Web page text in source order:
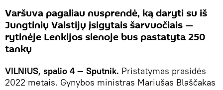
Varšuva pagaliau nusprendė, ką daryti su iš
Jungtinių Valstijų įsigytais šarvuočiais —
rytinėje Lenkijos sienoje bus pastatyta 250
tankų
VILNIUS, spalio 4 — Sputnik. Pristatymas prasidės
2022 metais. Gynybos ministras Mariušas Blaščakas